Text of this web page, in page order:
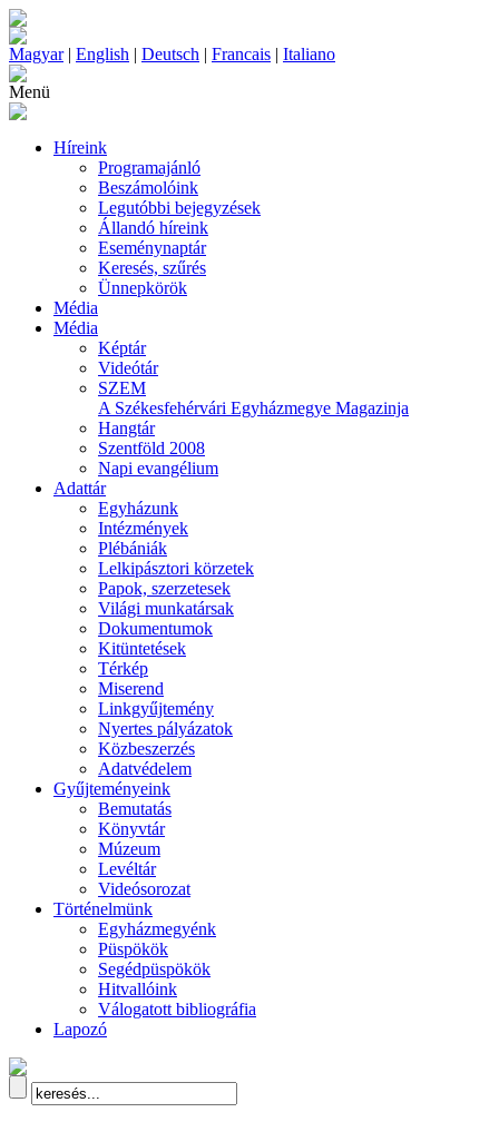
Magyar| English | Deutsch | Francais | Italiano
Menü
Híreink
Programajánló
Beszámolóink
Legutóbbi bejegyzések
Állandó híreink
Eseménynaptár
Keresés, szűrés
Ünnepkörök
Média
Média
Képtár
Videótár
SZEM
A Székesfehérvári Egyházmegye Magazinja
Hangtár
Szentföld 2008
Napi evangélium
Adattár
Egyházunk
Intézmények
Plébániák
Lelkipásztori körzetek
Papok, szerzetesek
Világi munkatársak
Dokumentumok
Kitüntetések
Térkép
Miserend
Linkgyűjtemény
Nyertes pályázatok
Közbeszerzés
Adatvédelem
Gyűjteményeink
Bemutatás
Könyvtár
Múzeum
Levéltár
Videósorozat
Történelmünk
Egyházmegyénk
Püspökök
Segédpüspökök
Hitvallóink
Válogatott bibliográfia
Lapozó